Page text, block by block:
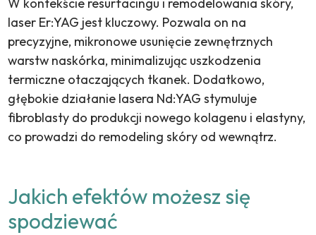
laser Er:YAG jest kluczowy. Pozwala on na
precyzyjne, mikronowe usunięcie zewnętrznych
warstw naskórka, minimalizując uszkodzenia
termiczne otaczających tkanek. Dodatkowo,
głębokie działanie lasera Nd:YAGstymuluje
fibroblasty do produkcji nowego kolagenu i elastyny,
co prowadzi do remodeling skóry od wewnątrz.
Jakich efektów możesz się
spodziewać